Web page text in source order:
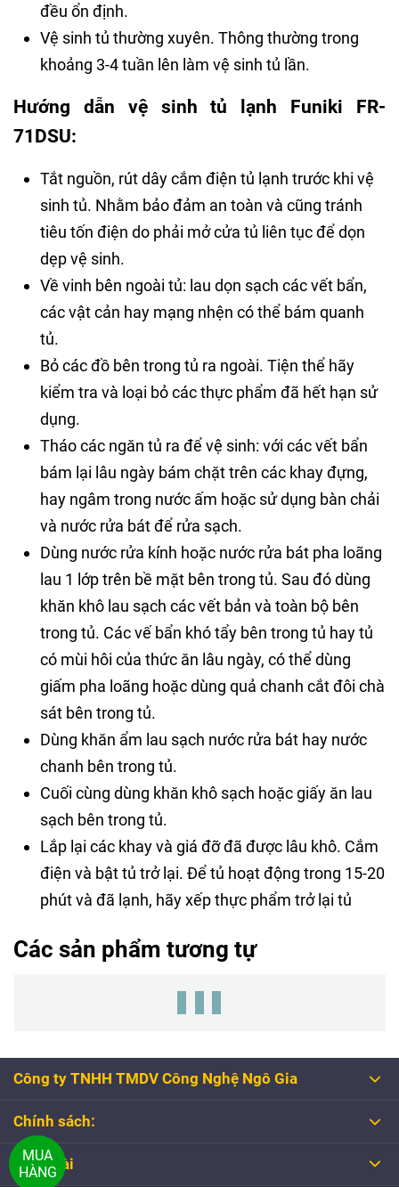
MUA
HÀNG
đều ổn định.
Vệ sinh tủ thường xuyên. Thông thường trong
khoảng 3-4 tuần lên làm vệ sinh tủ lần.
Hướng dẫn vệ sinh tủ lạnh Funiki FR-
71DSU:
Tắt nguồn, rút dây cắm điện tủ lạnh trước khi vệ
sinh tủ. Nhằm bảo đảm an toàn và cũng tránh
tiêu tốn điện do phải mở cửa tủ liên tục để dọn
dẹp vệ sinh.
Về vinh bên ngoài tủ: lau dọn sạch các vết bẩn,
các vật cản hay mạng nhện có thể bám quanh
tủ.
Bỏ các đồ bên trong tủ ra ngoài. Tiện thể hãy
kiểm tra và loại bỏ các thực phẩm đã hết hạn sử
dụng.
Tháo các ngăn tủ ra để vệ sinh: với các vết bẩn
bám lại lâu ngày bám chặt trên các khay đựng,
hay ngâm trong nước ấm hoặc sử dụng bàn chải
và nước rửa bát để rửa sạch.
Dùng nước rửa kính hoặc nước rửa bát pha loãng
lau 1 lớp trên bề mặt bên trong tủ. Sau đó dùng
khăn khô lau sạch các vết bản và toàn bộ bên
trong tủ. Các vế bẩn khó tẩy bên trong tủ hay tủ
có mùi hôi của thức ăn lâu ngày, có thể dùng
giấm pha loãng hoặc dùng quả chanh cắt đôi chà
sát bên trong tủ.
Dùng khăn ẩm lau sạch nước rửa bát hay nước
chanh bên trong tủ.
Cuối cùng dùng khăn khô sạch hoặc giấy ăn lau
sạch bên trong tủ.
Lắp lại các khay và giá đỡ đã được lâu khô. Cắm
điện và bật tủ trở lại. Để tủ hoạt động trong 15-20
phút và đã lạnh, hãy xếp thực phẩm trở lại tủ
Các sản phẩm tương tự
Công ty TNHH TMDV Công Nghệ Ngô Gia
Chính sách:
Tổng đài